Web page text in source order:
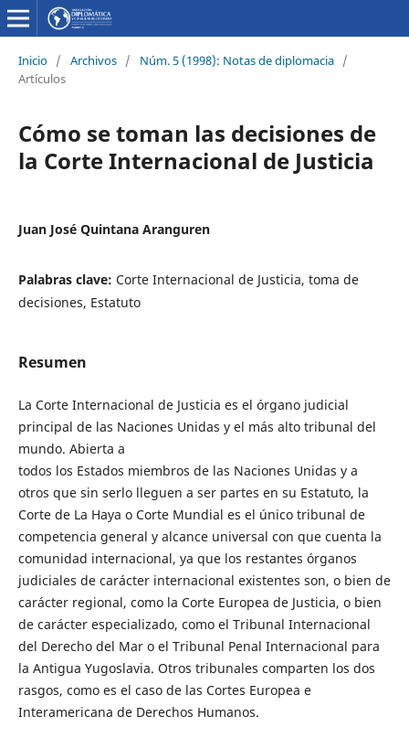
Inicio / Archivos / Núm. 5 (1998): Notas de diplomacia /
Artículos
Cómo se toman las decisiones de
la Corte Internacional de Justicia
Juan José Quintana Aranguren
Palabras clave: Corte Internacional de Justicia, toma de
decisiones, Estatuto
Resumen
La Corte Internacional de Justicia es el órgano judicial
principal de las Naciones Unidas y el más alto tribunal del
mundo. Abierta a
todos los Estados miembros de las Naciones Unidas y a
otros que sin serlo lleguen a ser partes en su Estatuto, la
Corte de La Haya o Corte Mundial es el único tribunal de
competencia general y alcance universal con que cuenta la
comunidad internacional, ya que los restantes órganos
judiciales de carácter internacional existentes son, o bien de
carácter regional, como la Corte Europea de Justicia, o bien
de carácter especializado, como el Tribunal Internacional
del Derecho del Mar o el Tribunal Penal Internacional para
la Antigua Yugoslavia. Otros tribunales comparten los dos
rasgos, como es el caso de las Cortes Europea e
Interamericana de Derechos Humanos.